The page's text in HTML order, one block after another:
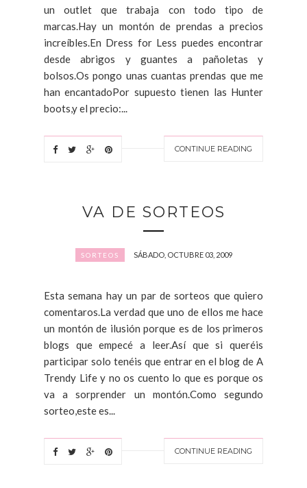
un outlet que trabaja con todo tipo de
marcas.Hay un montón de prendas a precios
increíbles.En Dress for Less puedes encontrar
desde abrigos y guantes a pañoletas y
bolsos.Os pongo unas cuantas prendas que me
han encantadoPor supuesto tienen las Hunter
boots,y el precio:...
CONTINUE READING
VA DE SORTEOS
SORTEOS SÁBADO, OCTUBRE 03, 2009
Esta semana hay un par de sorteos que quiero
comentaros.La verdad que uno de ellos me hace
un montón de ilusión porque es de los primeros
blogs que empecé a leer.Así que si queréis
participar solo tenéis que entrar en el blog de A
Trendy Life y no os cuento lo que es porque os
va a sorprender un montón.Como segundo
sorteo,este es...
CONTINUE READING